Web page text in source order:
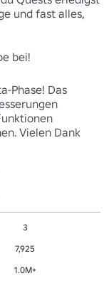
und fast alles,
bei!
Phase! Das
Vielen Dank
3
7,925
1.0M+